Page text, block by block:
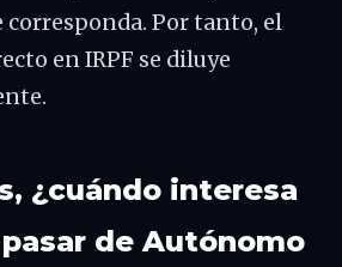
Por tanto, el
en IRPF se diluye
¿cuándo interesa
de Autónomo